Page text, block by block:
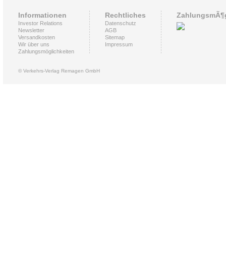
Informationen
Investor Relations
Newsletter
Versandkosten
Wir über uns
Zahlungsmöglichkeiten
Rechtliches
Datenschutz
AGB
Sitemap
Impressum
© Verkehrs-Verlag Remagen GmbH